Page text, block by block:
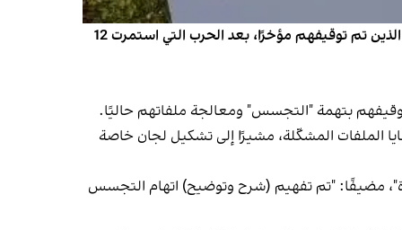
أعلن المتحدث باسم السلطة القضائية الإيرانية، أصغر جهانغير، تفهيم (شرح وتوضيح) اتهام "التجسس" لبعض المواطنين، الذين تم توقيفهم مؤخرًا، بعد الحرب التي استمرت 12
الملفات المشكّلة، مشيرًا إلى تشكيل لجان خاصة
مضيفًا: "تم تفهيم (شرح وتوضيح) اتهام التجسس